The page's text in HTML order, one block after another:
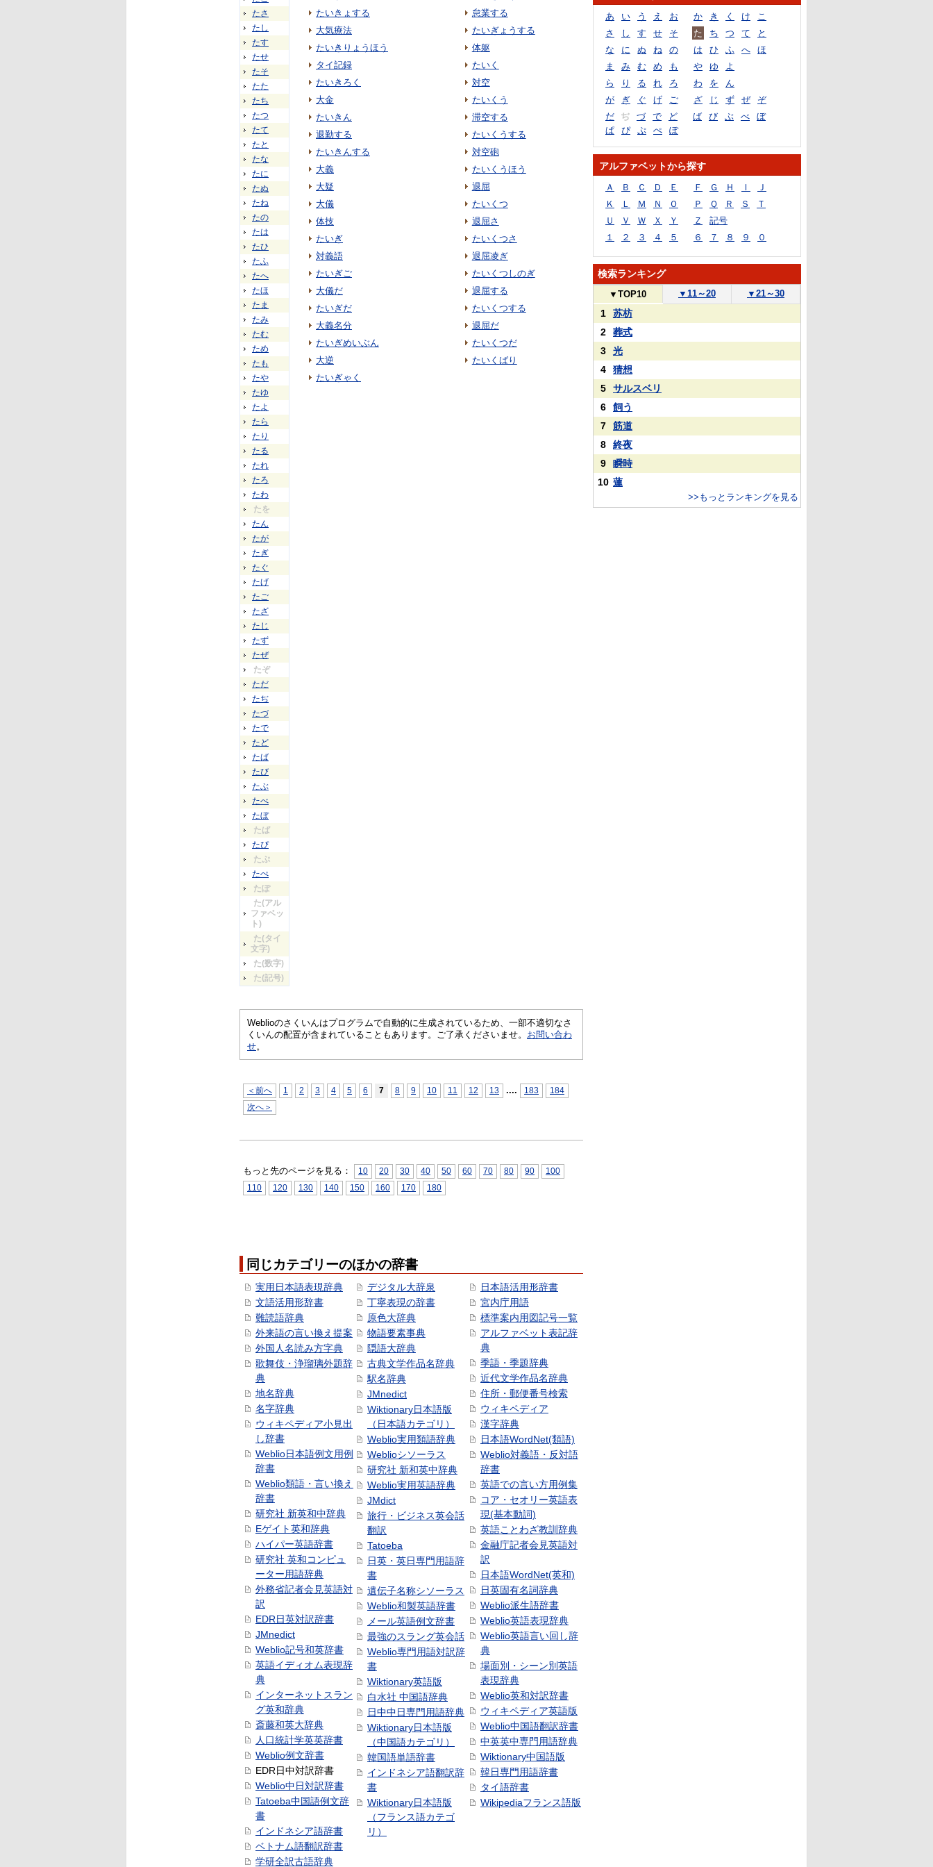
たさ
たし
たす
たせ
たそ
たた
たち
たつ
たて
たと
たな
たに
たぬ
たね
たの
たは
たひ
たふ
たへ
たほ
たま
たみ
たむ
ため
たも
たや
たゆ
たよ
たら
たり
たる
たれ
たろ
たわ
たを
たん
たが
たぎ
たぐ
たげ
たご
たざ
たじ
たず
たぜ
たぞ
ただ
たぢ
たづ
たで
たど
たば
たび
たぶ
たべ
たぼ
たぱ
たぴ
たぷ
たぺ
たぽ
た(アル
ファベッ
ト)
た(タイ
文字)
た(数字)
た(記号)
たいきょする
大気療法
たいきりょうほう
タイ記録
たいきろく
大金
たいきん
退勤する
たいきんする
大義
大疑
大儀
体技
たいぎ
対義語
たいぎご
大儀だ
たいぎだ
大義名分
たいぎめいぶん
大逆
たいぎゃく
怠業する
たいぎょうする
体躯
たいく
対空
たいくう
滞空する
たいくうする
対空砲
たいくうほう
退屈
たいくつ
退屈さ
たいくつさ
退屈凌ぎ
たいくつしのぎ
退屈する
たいくつする
退屈だ
たいくつだ
たいくばり
Weblioのさくいんはプログラムで自動的に生成されているため、一部不適切なさ
くいんの配置が含まれていることもあります。ご了承くださいませ。 お問い合わ
せ。
＜前へ 1 2 3 4 5 6 7 8 9 10 11 12 13 .... 183
184
次へ＞
もっと先のページを見る： 10 20 30 40 50 60 70 80 90
100
110
120 130 140 150 160 170 180
同じカテゴリーのほかの辞書
実用日本語表現辞典
文語活用形辞書
難読語辞典
外来語の言い換え提案
外国人名読み方字典
歌舞伎・浄瑠璃外題辞
典
地名辞典
名字辞典
ウィキペディア小見出
し辞書
Weblio日本語例文用例
辞書
Weblio類語・言い換え
辞書
研究社 新英和中辞典
Eゲイト英和辞典
ハイパー英語辞書
研究社 英和コンピュ
ーター用語辞典
外務省記者会見英語対
訳
EDR日英対訳辞書
JMnedict
Weblio記号和英辞書
英語イディオム表現辞
典
インターネットスラン
グ英和辞典
斎藤和英大辞典
人口統計学英英辞書
Weblio例文辞書
EDR日中対訳辞書
Weblio中日対訳辞書
Tatoeba中国語例文辞
書
インドネシア語辞書
ベトナム語翻訳辞書
学研全訳古語辞典
デジタル大辞泉
丁寧表現の辞書
原色大辞典
物語要素事典
隠語大辞典
古典文学作品名辞典
駅名辞典
JMnedict
Wiktionary日本語版
（日本語カテゴリ）
Weblio実用類語辞典
Weblioシソーラス
研究社 新和英中辞典
Weblio実用英語辞典
JMdict
旅行・ビジネス英会話
翻訳
Tatoeba
日英・英日専門用語辞
書
遺伝子名称シソーラス
Weblio和製英語辞書
メール英語例文辞書
最強のスラング英会話
Weblio専門用語対訳辞
書
Wiktionary英語版
白水社 中国語辞典
日中中日専門用語辞典
Wiktionary日本語版
（中国語カテゴリ）
韓国語単語辞書
インドネシア語翻訳辞
書
Wiktionary日本語版
（フランス語カテゴ
リ）
日本語活用形辞書
宮内庁用語
標準案内用図記号一覧
アルファベット表記辞
典
季語・季題辞典
近代文学作品名辞典
住所・郵便番号検索
ウィキペディア
漢字辞典
日本語WordNet(類語)
Weblio対義語・反対語
辞書
英語での言い方用例集
コア・セオリー英語表
現(基本動詞)
英語ことわざ教訓辞典
金融庁記者会見英語対
訳
日本語WordNet(英和)
日英固有名詞辞典
Weblio派生語辞書
Weblio英語表現辞典
Weblio英語言い回し辞
典
場面別・シーン別英語
表現辞典
Weblio英和対訳辞書
ウィキペディア英語版
Weblio中国語翻訳辞書
中英英中専門用語辞典
Wiktionary中国語版
韓日専門用語辞書
タイ語辞書
Wikipediaフランス語版
あ い う え お か き く け
こ
さ
し す せ そ た ち つ て
と
な
に ぬ ね の は ひ ふ へ
ほ
ま
み む め も や ゆ
よ
ら
り る れ ろ わ を
ん
が
ぎ ぐ げ ご ざ じ ず ぜ
ぞ
だ
ぢ づ で ど ば び ぶ べ
ぼ
ぱ
ぴ ぷ ぺ ぽ
アルファベットから探す
Ａ Ｂ Ｃ Ｄ Ｅ Ｆ Ｇ Ｈ Ｉ
Ｊ
Ｋ
Ｌ Ｍ Ｎ Ｏ Ｐ Ｑ Ｒ Ｓ
Ｔ
Ｕ
Ｖ Ｗ Ｘ Ｙ Ｚ
記号
１
２ ３ ４ ５ ６ ７ ８ ９ ０
検索ランキング
▼ TOP10 ▼ 11～20 ▼ 21～30
1
苏枋
2
葬式
3
光
4
猜想
5
サルスベリ
6
飼う
7
筋道
8
終夜
9
瞬時
10 蓮
>>もっとランキングを見る